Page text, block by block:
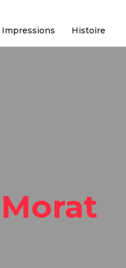
Impressions Histoire